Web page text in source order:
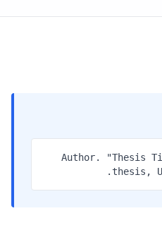
Author. "Thesis
thesis,